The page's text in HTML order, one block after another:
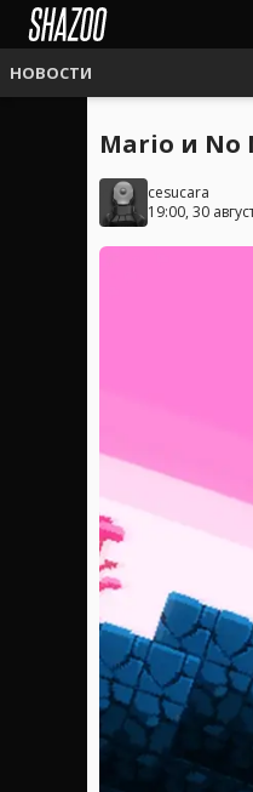
НОВОСТИ
Mario и No
cesucara
19:00, 30